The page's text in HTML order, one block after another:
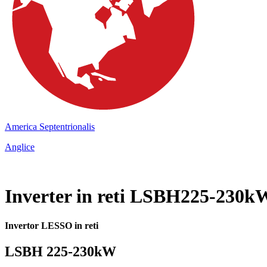
America Septentrionalis
Anglice
Inverter in reti LSBH225-
Invertor LESSO in reti
LSBH 225-230kW